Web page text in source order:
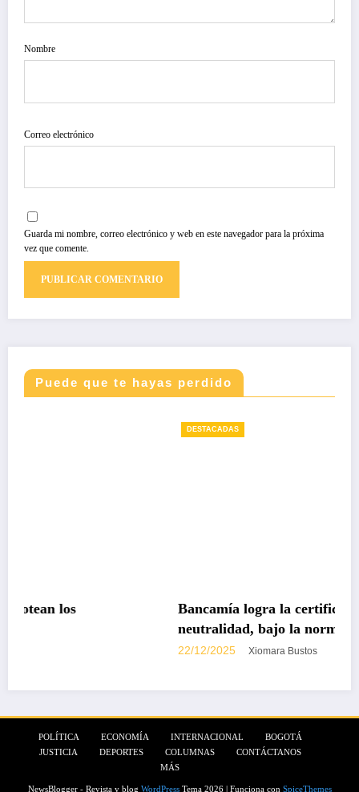
Nombre
Correo electrónico
Guarda mi nombre, correo electrónico y web en este navegador para la próxima
vez que comente.
Puede que te hayas perdido
Bancamía logra la certificación carbono
neutralidad, bajo la norma internacional
Xiomara Bustos
POLÍTICA ECONOMÍA INTERNACIONAL
BOGOTÁ
JUSTICIA
DEPORTES COLUMNAS
CONTÁCTANOS
MÁS
NewsBlogger - Revista y blog WordPressTema 2026 | Funciona con SpiceThemes